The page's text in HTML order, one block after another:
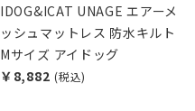
クールステイキルトマット 接
触冷感 抗菌 防臭 アイドッグ
￥2,310 (税込)